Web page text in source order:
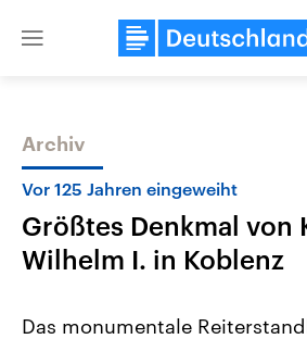
Close
Themen
Archiv
Vor 125 Jahren eingeweiht
Größtes Denkmal von
Wilhelm I. in Koblenz
Das monumentale